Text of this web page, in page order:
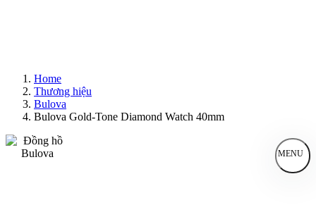
Home
Thương hiệu
Bulova
Bulova Gold-Tone Diamond Watch 40mm
MENU